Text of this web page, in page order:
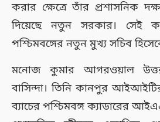
করার ক্ষেত্রে তাঁর প্রশাসনিক
দিয়েছে নতুন সরকার। সেই
পশ্চিমবঙ্গের নতুন মুখ্য সচিব
মনোজ কুমার আগরওয়াল
বাসিন্দা। তিনি কানপুর
ব্যাচের পশ্চিমবঙ্গ ক্যাডারের